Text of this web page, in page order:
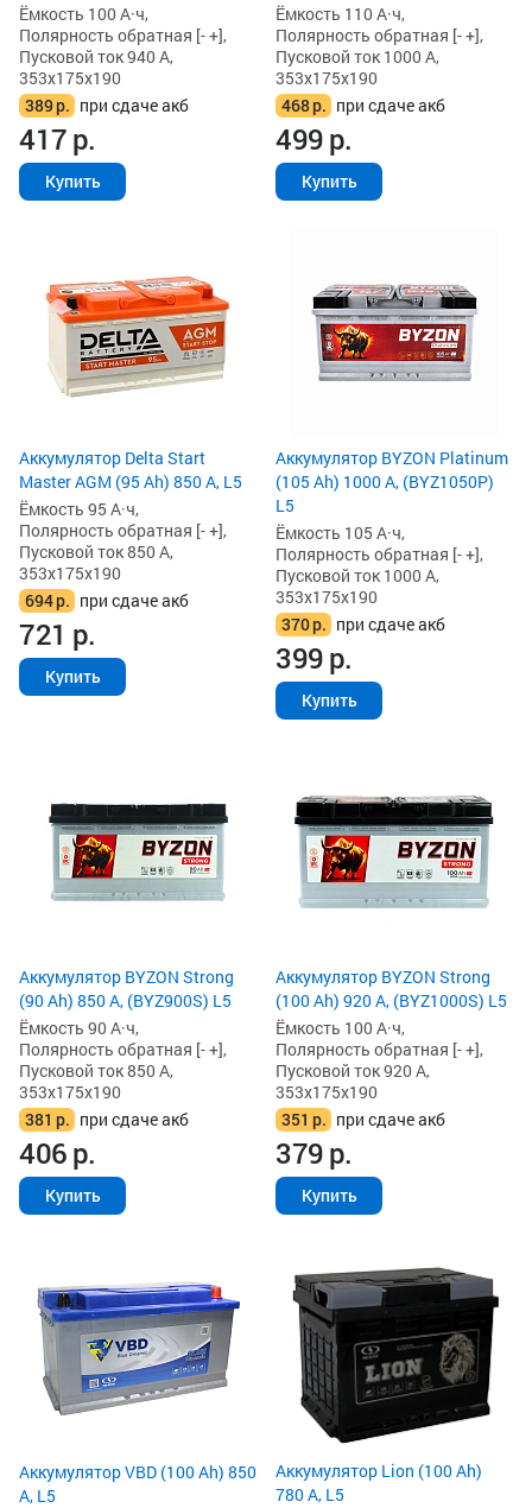
Ёмкость 100 А·ч,
Полярность обратная [- +],
Пусковой ток 940 А,
353x175x190
389р. при сдаче акб
417р.
Купить
Ёмкость 110 А·ч,
Полярность обратная [- +],
Пусковой ток 1000 А,
353x175x190
468р. при сдаче акб
499р.
Купить
Аккумулятор Delta Start
Master AGM (95 Ah) 850 А, L5
Ёмкость 95 А·ч,
Полярность обратная [- +],
Пусковой ток 850 А,
353x175x190
694р. при сдаче акб
721 р.
Купить
Аккумулятор BYZON Platinum
(105 Ah) 1000 А, (BYZ1050P)
L5
Ёмкость 105 А·ч,
Полярность обратная [- +],
Пусковой ток 1000 А,
353x175x190
370р. при сдаче акб
399р.
Купить
Аккумулятор BYZON Strong
(90 Ah) 850 А, (BYZ900S) L5
Ёмкость 90 А·ч,
Полярность обратная [- +],
Пусковой ток 850 А,
353x175x190
381 р. при сдаче акб
406р.
Купить
Аккумулятор BYZON Strong
(100 Ah) 920 А, (BYZ1000S) L5
Ёмкость 100 А·ч,
Полярность обратная [- +],
Пусковой ток 920 А,
353x175x190
351 р. при сдаче акб
379р.
Купить
Аккумулятор VBD (100 Ah) 850
А, L5
Аккумулятор Lion (100 Ah)
780 А, L5